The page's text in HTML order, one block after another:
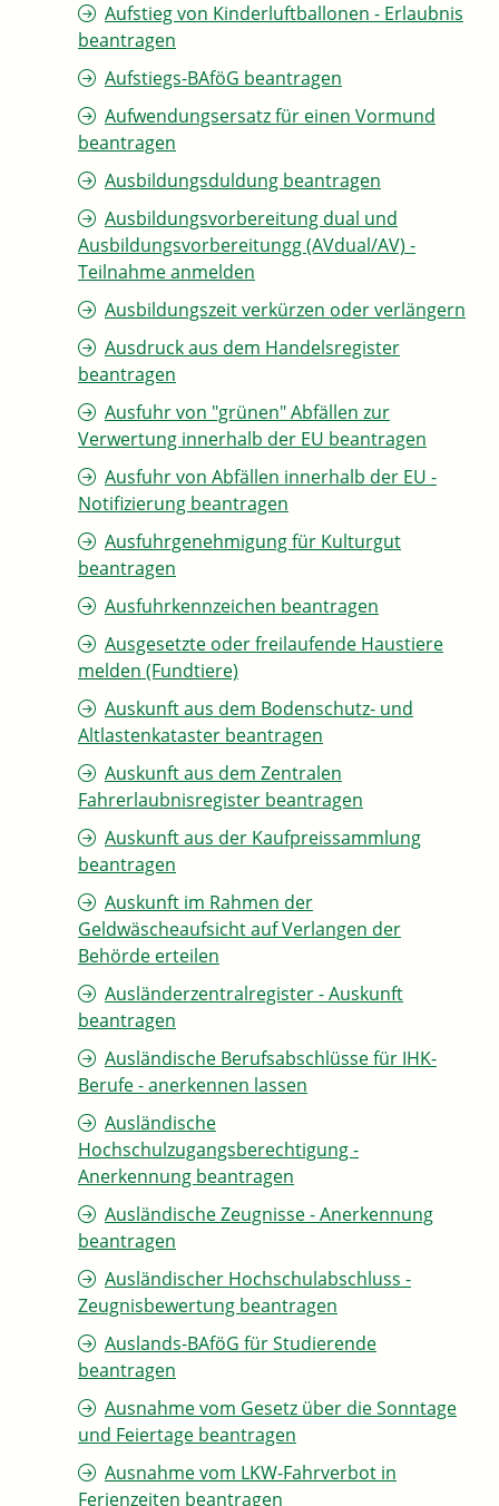
Aufstieg von Kinderluftballonen - Erlaubnis
beantragen
Aufstiegs-BAföG beantragen
Aufwendungsersatz für einen Vormund
beantragen
Ausbildungsduldung beantragen
Ausbildungsvorbereitung dual und
Ausbildungsvorbereitungg (AVdual/AV) -
Teilnahme anmelden
Ausbildungszeit verkürzen oder verlängern
Ausdruck aus dem Handelsregister
beantragen
Ausfuhr von "grünen" Abfällen zur
Verwertung innerhalb der EU beantragen
Ausfuhr von Abfällen innerhalb der EU -
Notifizierung beantragen
Ausfuhrgenehmigung für Kulturgut
beantragen
Ausfuhrkennzeichen beantragen
Ausgesetzte oder freilaufende Haustiere
melden (Fundtiere)
Auskunft aus dem Bodenschutz- und
Altlastenkataster beantragen
Auskunft aus dem Zentralen
Fahrerlaubnisregister beantragen
Auskunft aus der Kaufpreissammlung
beantragen
Auskunft im Rahmen der
Geldwäscheaufsicht auf Verlangen der
Behörde erteilen
Ausländerzentralregister - Auskunft
beantragen
Ausländische Berufsabschlüsse für IHK-
Berufe - anerkennen lassen
Ausländische
Hochschulzugangsberechtigung -
Anerkennung beantragen
Ausländische Zeugnisse - Anerkennung
beantragen
Ausländischer Hochschulabschluss -
Zeugnisbewertung beantragen
Auslands-BAföG für Studierende
beantragen
Ausnahme vom Gesetz über die Sonntage
und Feiertage beantragen
Ausnahme vom LKW-Fahrverbot in
Ferienzeiten beantragen